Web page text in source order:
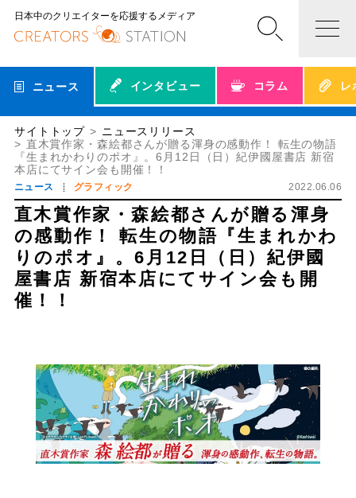
日本中のクリエイターを応援するメディア
ニュース インタビュー コラム レ
サイトトップ
ニュースリリース
直木賞作家・森絵都さんが贈る渾身の感動作！ 転生の物語
『生まれかわりのポオ』。6月12日（日）紀伊國屋書店 新宿
本店にてサイン会も開催！！
ニュース グラフィック 2022.06.06
直木賞作家・森絵都さんが贈る渾身
の感動作！ 転生の物語『生まれかわ
りのポオ』。6月12日（日）紀伊國
屋書店 新宿本店にてサイン会も開
催！！